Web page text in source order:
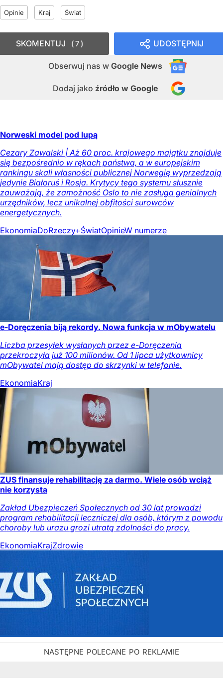
Opinie Kraj Świat
UDOSTĘPNIJ
Obserwuj nas w Google News
Dodaj jako źródło w Google
SKOMENTUJ 7
Norweski model pod lupą
Cezary Zawalski | Aż 60 proc. krajowego majątku znajduje
się bezpośrednio w rękach państwa, a w europejskim
rankingu skali własności publicznej Norwegię wyprzedzają
jedynie Białoruś i Rosja. Krytycy tego systemu słusznie
zauważają, że zamożność Oslo to nie zasługa genialnych
urzędników, lecz unikalnej obfitości surowców
energetycznych.
EkonomiaDoRzeczy+ŚwiatOpinieW numerze
e-Doręczenia biją rekordy. Nowa funkcja w mObywatelu
Liczba przesyłek wysłanych przez e-Doręczenia
przekroczyła już 100 milionów. Od 1 lipca użytkownicy
mObywatel mają dostęp do skrzynki w telefonie.
EkonomiaKraj
ZUS finansuje rehabilitację za darmo. Wiele osób wciąż
nie korzysta
Zakład Ubezpieczeń Społecznych od 30 lat prowadzi
program rehabilitacji leczniczej dla osób, którym z powodu
choroby lub urazu grozi utratą zdolności do pracy.
EkonomiaKrajZdrowie